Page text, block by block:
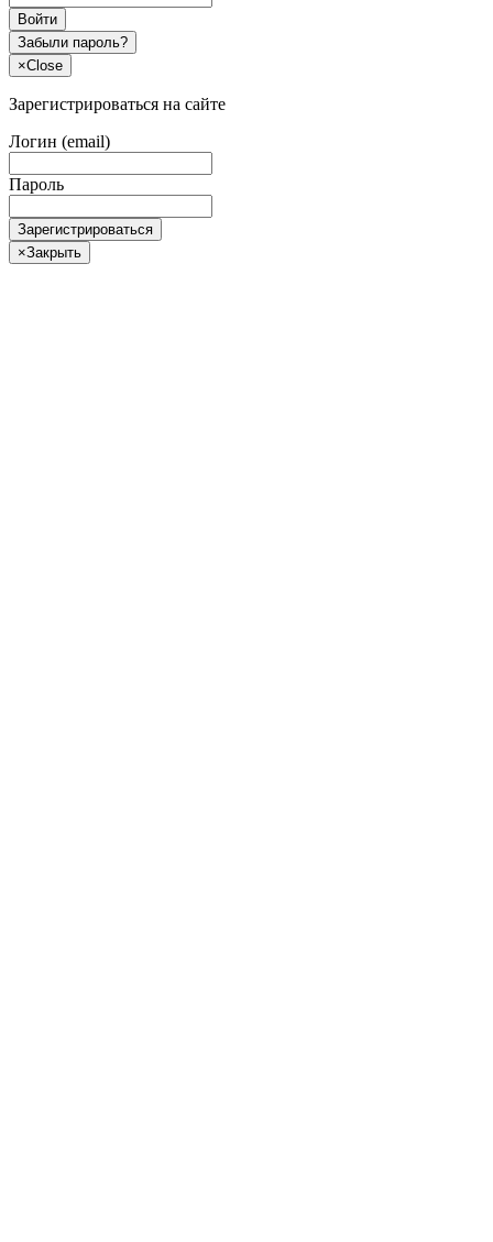
Войти
Забыли пароль?
×Close
Зарегистрироваться на сайте
Логин (email)
Пароль
Зарегистрироваться
×Закрыть